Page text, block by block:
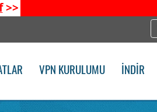
>>
VPN KURULUMU İNDIR